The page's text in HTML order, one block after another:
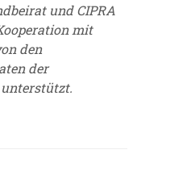
und CIPRA
mit
den
der